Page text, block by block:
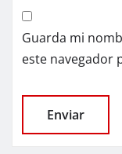
Guarda mi
este navegador